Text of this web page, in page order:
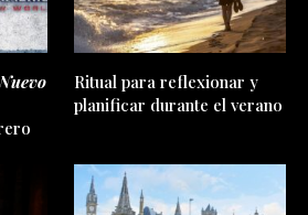
Ritual para reflexionar y
planificar durante el verano